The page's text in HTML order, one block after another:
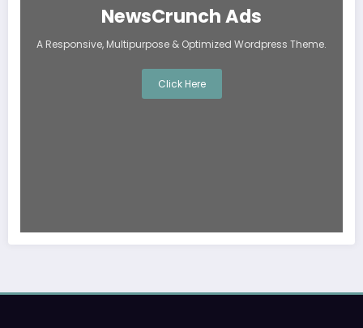
NewsCrunch Ads
A Responsive, Multipurpose & Optimized Wordpress Theme.
Click Here